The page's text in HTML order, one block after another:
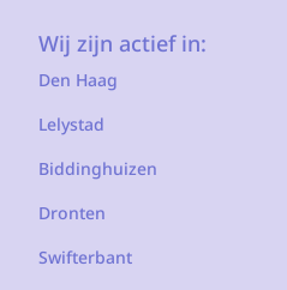
Wij zijn actief in:
Den Haag
Lelystad
Biddinghuizen
Dronten
Swifterbant